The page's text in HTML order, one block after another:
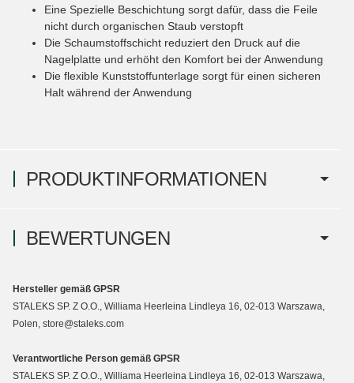
PRODUKTINFORMATIONEN
Eine Spezielle Beschichtung sorgt dafür, dass die Feile
nicht durch organischen Staub verstopft
Die Schaumstoffschicht reduziert den Druck auf die
Nagelplatte und erhöht den Komfort bei der Anwendung
Die flexible Kunststoffunterlage sorgt für einen sicheren
Halt während der Anwendung
BEWERTUNGEN
Hersteller gemäß GPSR
STALEKS SP. Z O.O., Williama Heerleina Lindleya 16, 02-013 Warszawa,
Polen, store@staleks.com
Verantwortliche Person gemäß GPSR
STALEKS SP. Z O.O., Williama Heerleina Lindleya 16, 02-013 Warszawa,